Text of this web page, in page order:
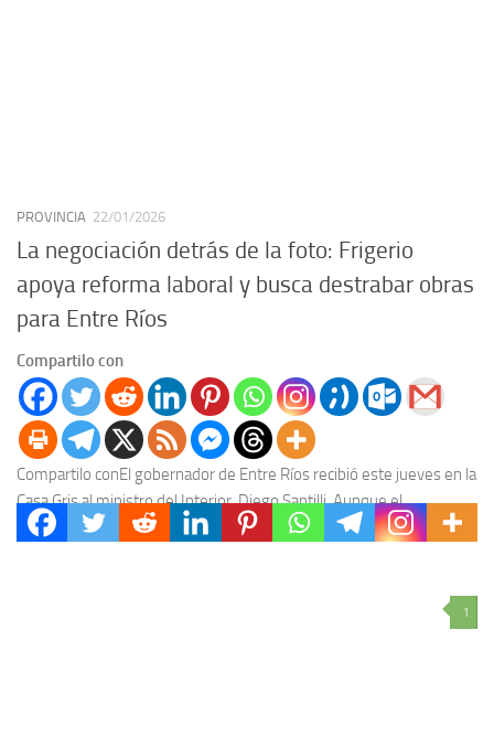
PROVINCIA 22/01/2026
La negociación detrás de la foto: Frigerio
apoya reforma laboral y busca destrabar obras
para Entre Ríos
Compartilo con
Compartilo conEl gobernador de Entre Ríos recibió este jueves en la
Casa Gris al ministro del Interior, Diego Santilli. Aunque el
comunicado oficial resalta la...
1